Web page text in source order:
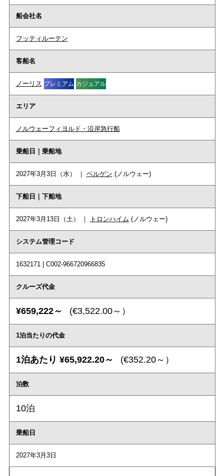
船会社名
フッティルーテン
客船名
ノーリス プレミアム カジュアル
エリア
ノルウェーフィヨルド・沿岸急行船
乗船日｜乗船地
2027年3月3日（水） ｜ ベルゲン (ノルウェー)
下船日｜下船地
2027年3月13日（土） ｜ トロンハイム (ノルウェー)
システム管理コード
1632171 | C002-966720966835
クルーズ代金
¥659,222～ (€3,522.00～）
1泊当たりの代金
1泊あたり ¥65,922.20～ (€352.20～）
泊数
10泊
乗船日
2027年3月3日